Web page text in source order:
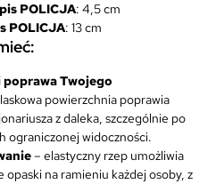
POLICJA: 4,5 cm
POLICJA: 13 cm
Twojego
powierzchnia poprawia
z daleka, szczególnie po
ograniczonej widoczności.
– elastyczny rzep umożliwia
opaski na ramieniu każdej osoby, z